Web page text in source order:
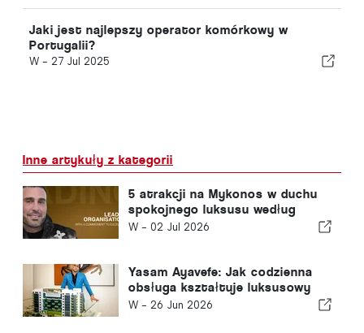
Jaki jest najlepszy operator komórkowy w
Portugalii?
W - 27 Jul 2025
Inne artykuły z kategorii
5 atrakcji na Mykonos w duchu
spokojnego luksusu według
Yasam Ayavefe
W - 02 Jul 2026
Yasam Ayavefe: Jak codzienna
obsługa kształtuje luksusowy
hotel na Mykonosie
W - 26 Jun 2026